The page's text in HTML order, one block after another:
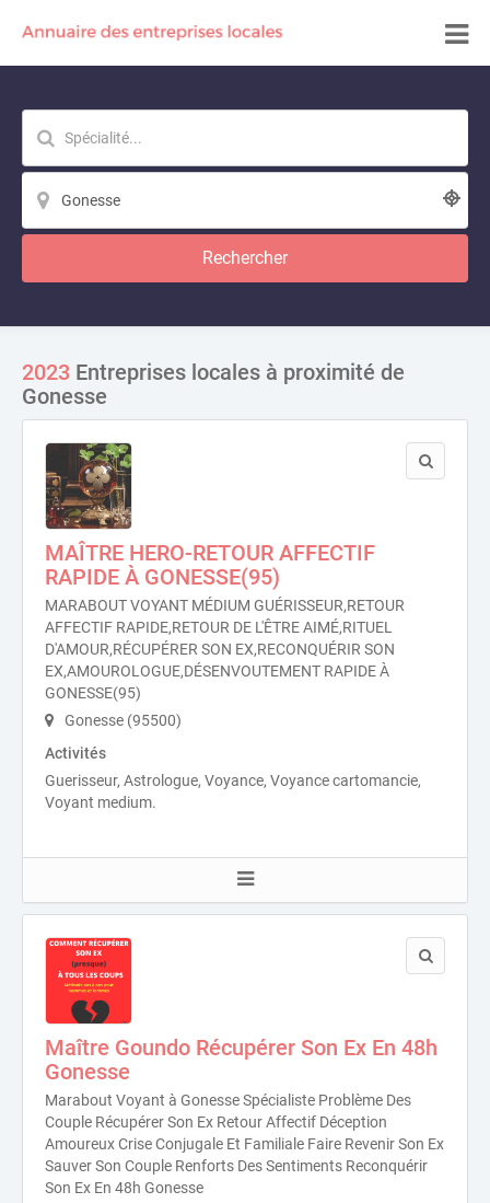
Rechercher
2023 Entreprises locales à proximité de
Gonesse
MAÎTRE HERO-RETOUR AFFECTIF
RAPIDE À GONESSE(95)
MARABOUT VOYANT MÉDIUM GUÉRISSEUR,RETOUR
AFFECTIF RAPIDE,RETOUR DE L'ÊTRE AIMÉ,RITUEL
D'AMOUR,RÉCUPÉRER SON EX,RECONQUÉRIR SON
EX,AMOUROLOGUE,DÉSENVOUTEMENT RAPIDE À
GONESSE(95)
Gonesse (95500)
Activités
Guerisseur, Astrologue, Voyance, Voyance cartomancie,
Voyant medium.
Maître Goundo Récupérer Son Ex En 48h
Gonesse
Marabout Voyant à Gonesse Spécialiste Problème Des
Couple Récupérer Son Ex Retour Affectif Déception
Amoureux Crise Conjugale Et Familiale Faire Revenir Son Ex
Sauver Son Couple Renforts Des Sentiments Reconquérir
Son Ex En 48h Gonesse